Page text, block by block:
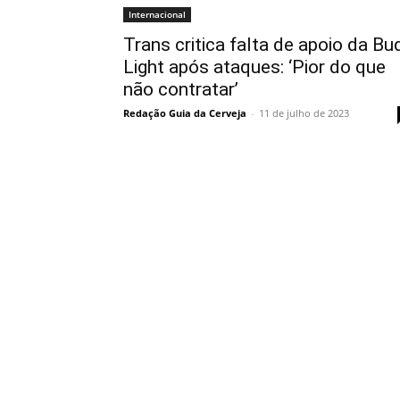
Internacional
Trans critica falta de apoio da
Light após ataques: ‘Pior do que
não contratar’
Redação Guia da Cerveja - 11 de julho de 2023